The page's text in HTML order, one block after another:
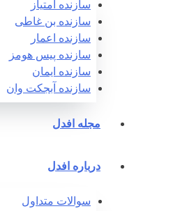
سازنده امتیاز
سازنده بن غاطی
سازنده اعمار
سازنده پیس هومز
سازنده ایمان
سازنده آبجکت وان‎
مجله افدل
درباره افدل
سوالات متداول